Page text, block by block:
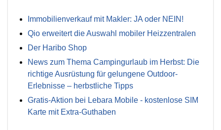
Immobilienverkauf mit Makler: JA oder NEIN!
Qio erweitert die Auswahl mobiler Heizzentralen
Der Haribo Shop
News zum Thema Campingurlaub im Herbst: Die
richtige Ausrüstung für gelungene Outdoor-
Erlebnisse – herbstliche Tipps
Gratis-Aktion bei Lebara Mobile - kostenlose SIM
Karte mit Extra-Guthaben